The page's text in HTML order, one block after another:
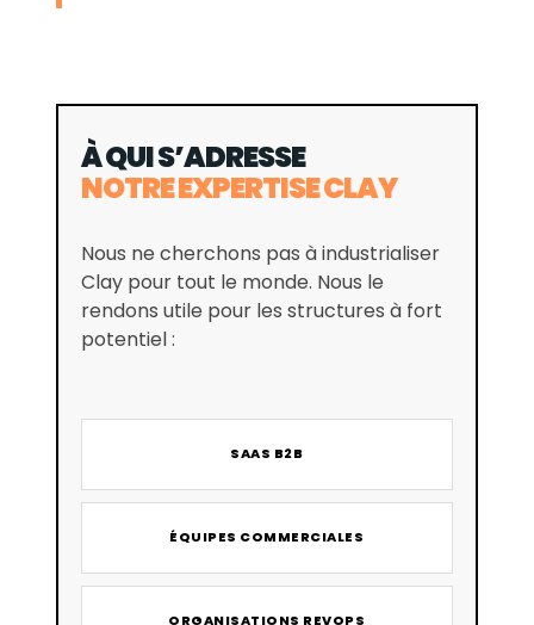
À QUI S’ADRESSE
NOTRE EXPERTISE CLAY
Nous ne cherchons pas à industrialiser
Clay pour tout le monde. Nous le
rendons utile pour les structures à fort
potentiel :
SAAS B2B
ÉQUIPES COMMERCIALES
ORGANISATIONS REVOPS